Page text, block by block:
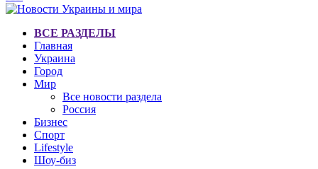
ВСЕ РАЗДЕЛЫ
Главная
Украина
Город
Мир
Все новости раздела
Россия
Бизнес
Спорт
Lifestyle
Шоу-биз